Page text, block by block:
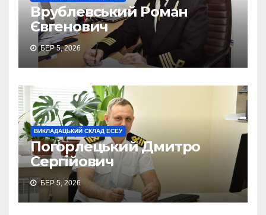
Врублевський Роман
Євгенович
БЕР 5, 2026
ВИКЛАДАЦЬКИЙ СКЛАД ЕСЕУ
Погорлецький Дмитро
Сергійович
БЕР 5, 2026